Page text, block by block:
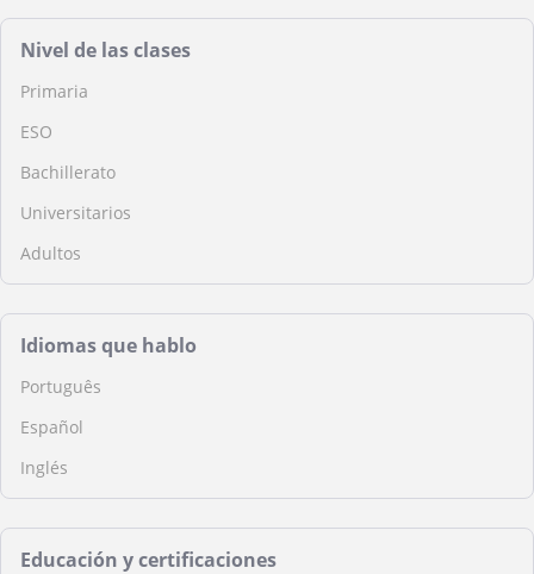
Nivel de las clases
Primaria
ESO
Bachillerato
Universitarios
Adultos
Idiomas que hablo
Português
Español
Inglés
Educación y certificaciones